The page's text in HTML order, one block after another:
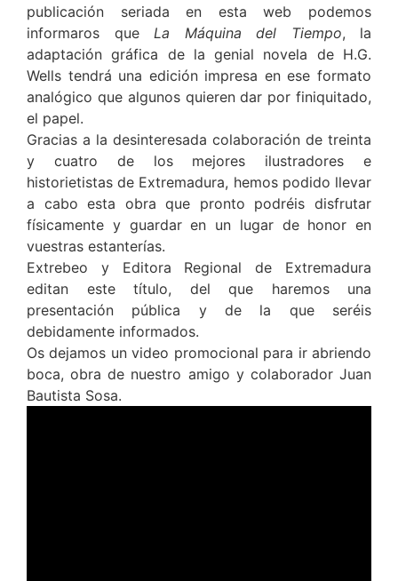
publicación seriada en esta web podemos
informaros que La Máquina del Tiempo, la
adaptación gráfica de la genial novela de H.G.
Wells tendrá una edición impresa en ese formato
analógico que algunos quieren dar por finiquitado,
el papel.
Gracias a la desinteresada colaboración de treinta
y cuatro de los mejores ilustradores e
historietistas de Extremadura, hemos podido llevar
a cabo esta obra que pronto podréis disfrutar
físicamente y guardar en un lugar de honor en
vuestras estanterías.
Extrebeo y Editora Regional de Extremadura
editan este título, del que haremos una
presentación pública y de la que seréis
debidamente informados.
Os dejamos un video promocional para ir abriendo
boca, obra de nuestro amigo y colaborador Juan
Bautista Sosa.